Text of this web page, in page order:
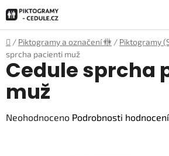
na
obsah
Domů
/ Piktogramy a označení 🚻 / Piktogramy
sprcha pacienti muž
Cedule sprcha
muž
Průměrné
Neohodnoceno Podrobnosti hodnocení